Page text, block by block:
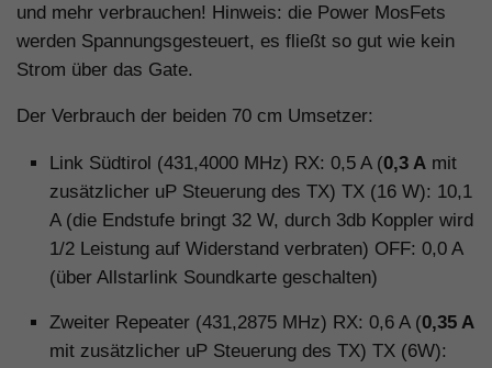
und mehr verbrauchen! Hinweis: die Power MosFets
werden Spannungsgesteuert, es fließt so gut wie kein
Strom über das Gate.
Der Verbrauch der beiden 70 cm Umsetzer:
Link Südtirol (431,4000 MHz) RX: 0,5 A (0,3 A mit
zusätzlicher uP Steuerung des TX) TX (16 W): 10,1
A (die Endstufe bringt 32 W, durch 3db Koppler wird
1/2 Leistung auf Widerstand verbraten) OFF: 0,0 A
(über Allstarlink Soundkarte geschalten)
Zweiter Repeater (431,2875 MHz) RX: 0,6 A (0,35 A
mit zusätzlicher uP Steuerung des TX) TX (6W):